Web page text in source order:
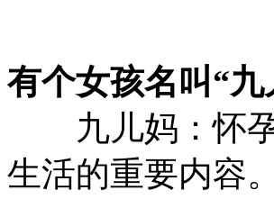
有个女孩名叫“九
九儿妈：怀孕
生活的重要内容